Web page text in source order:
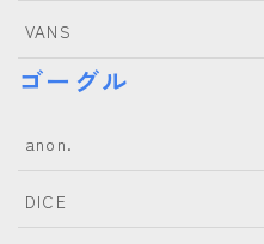
VANS
ゴーグル
anon.
DICE